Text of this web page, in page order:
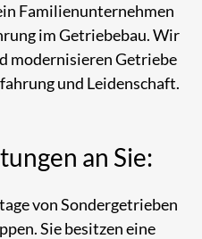
Familienunternehmen
im Getriebebau. Wir
modernisieren Getriebe
und Leidenschaft.
an Sie:
von Sondergetrieben
Sie besitzen eine